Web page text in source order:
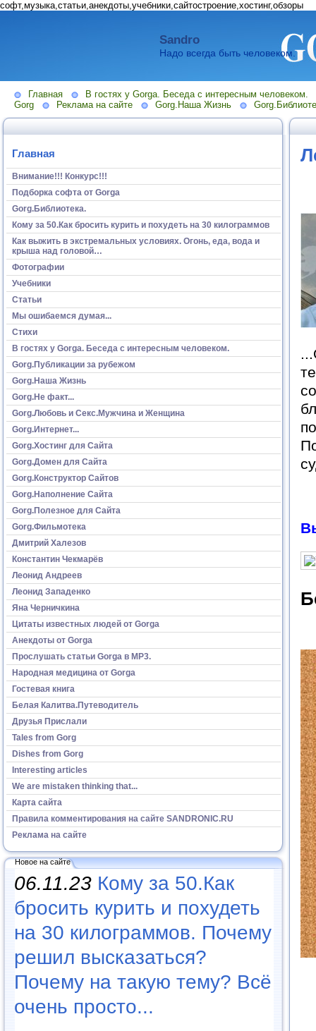
софт,музыка,статьи,анекдоты,учебники,сайтостроение,хостинг,обзоры
Sandro
Надо всегда быть человеком.
Главная
В гостях у Gorga. Беседа с интересным человеком.
Gorg
Реклама на сайте Gorg.Наша Жизнь
Главная
Внимание!!! Конкурс!!!
Подборка софта от Gorga
Gorg.Библиотека.
Кому за 50.Как бросить курить и похудеть на 30 килограммов
Как выжить в экстремальных условиях. Огонь, еда, вода и
крыша над головой…
Фотографии
Учебники
Статьи
Мы ошибаемся думая...
Стихи
В гостях у Gorga. Беседа с интересным человеком.
Gorg.Публикации за рубежом
Gorg.Наша Жизнь
Gorg.Не факт...
Gorg.Любовь и Секс.Мужчина и Женщина
Gorg.Интернет...
Gorg.Хостинг для Сайта
Gorg.Домен для Сайта
Gorg.Конструктор Сайтов
Gorg.Наполнение Сайта
Gorg.Полезное для Сайта
Gorg.Фильмотека
Дмитрий Халезов
Константин Чекмарёв
Леонид Андреев
Леонид Западенко
Яна Черничкина
Цитаты известных людей от Gorga
Анекдоты от Gorga
Прослушать статьи Gorga в МР3.
Народная медицина от Gorga
Гостевая книга
Белая Калитва.Путеводитель
Друзья Прислали
Tales from Gorg
Dishes from Gorg
Interesting articles
We are mistaken thinking that...
Карта сайта
Правила комментирования на сайте SANDRONIC.RU
Реклама на сайте
Новое на сайте
06.11.23 Кому за 50.Как
бросить курить и похудеть
на 30 килограммов. Почему
решил высказаться?
Почему на такую тему? Всё
очень просто...